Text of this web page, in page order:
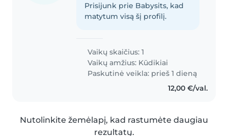
Prisijunk prie Babysits, kad
matytum visą šį profilį.
Vaikų skaičius: 1
Vaikų amžius: Kūdikiai
Paskutinė veikla: prieš 1 dieną
12,00 €/val.
Nutolinkite žemėlapį, kad rastumėte daugiau
rezultatų.